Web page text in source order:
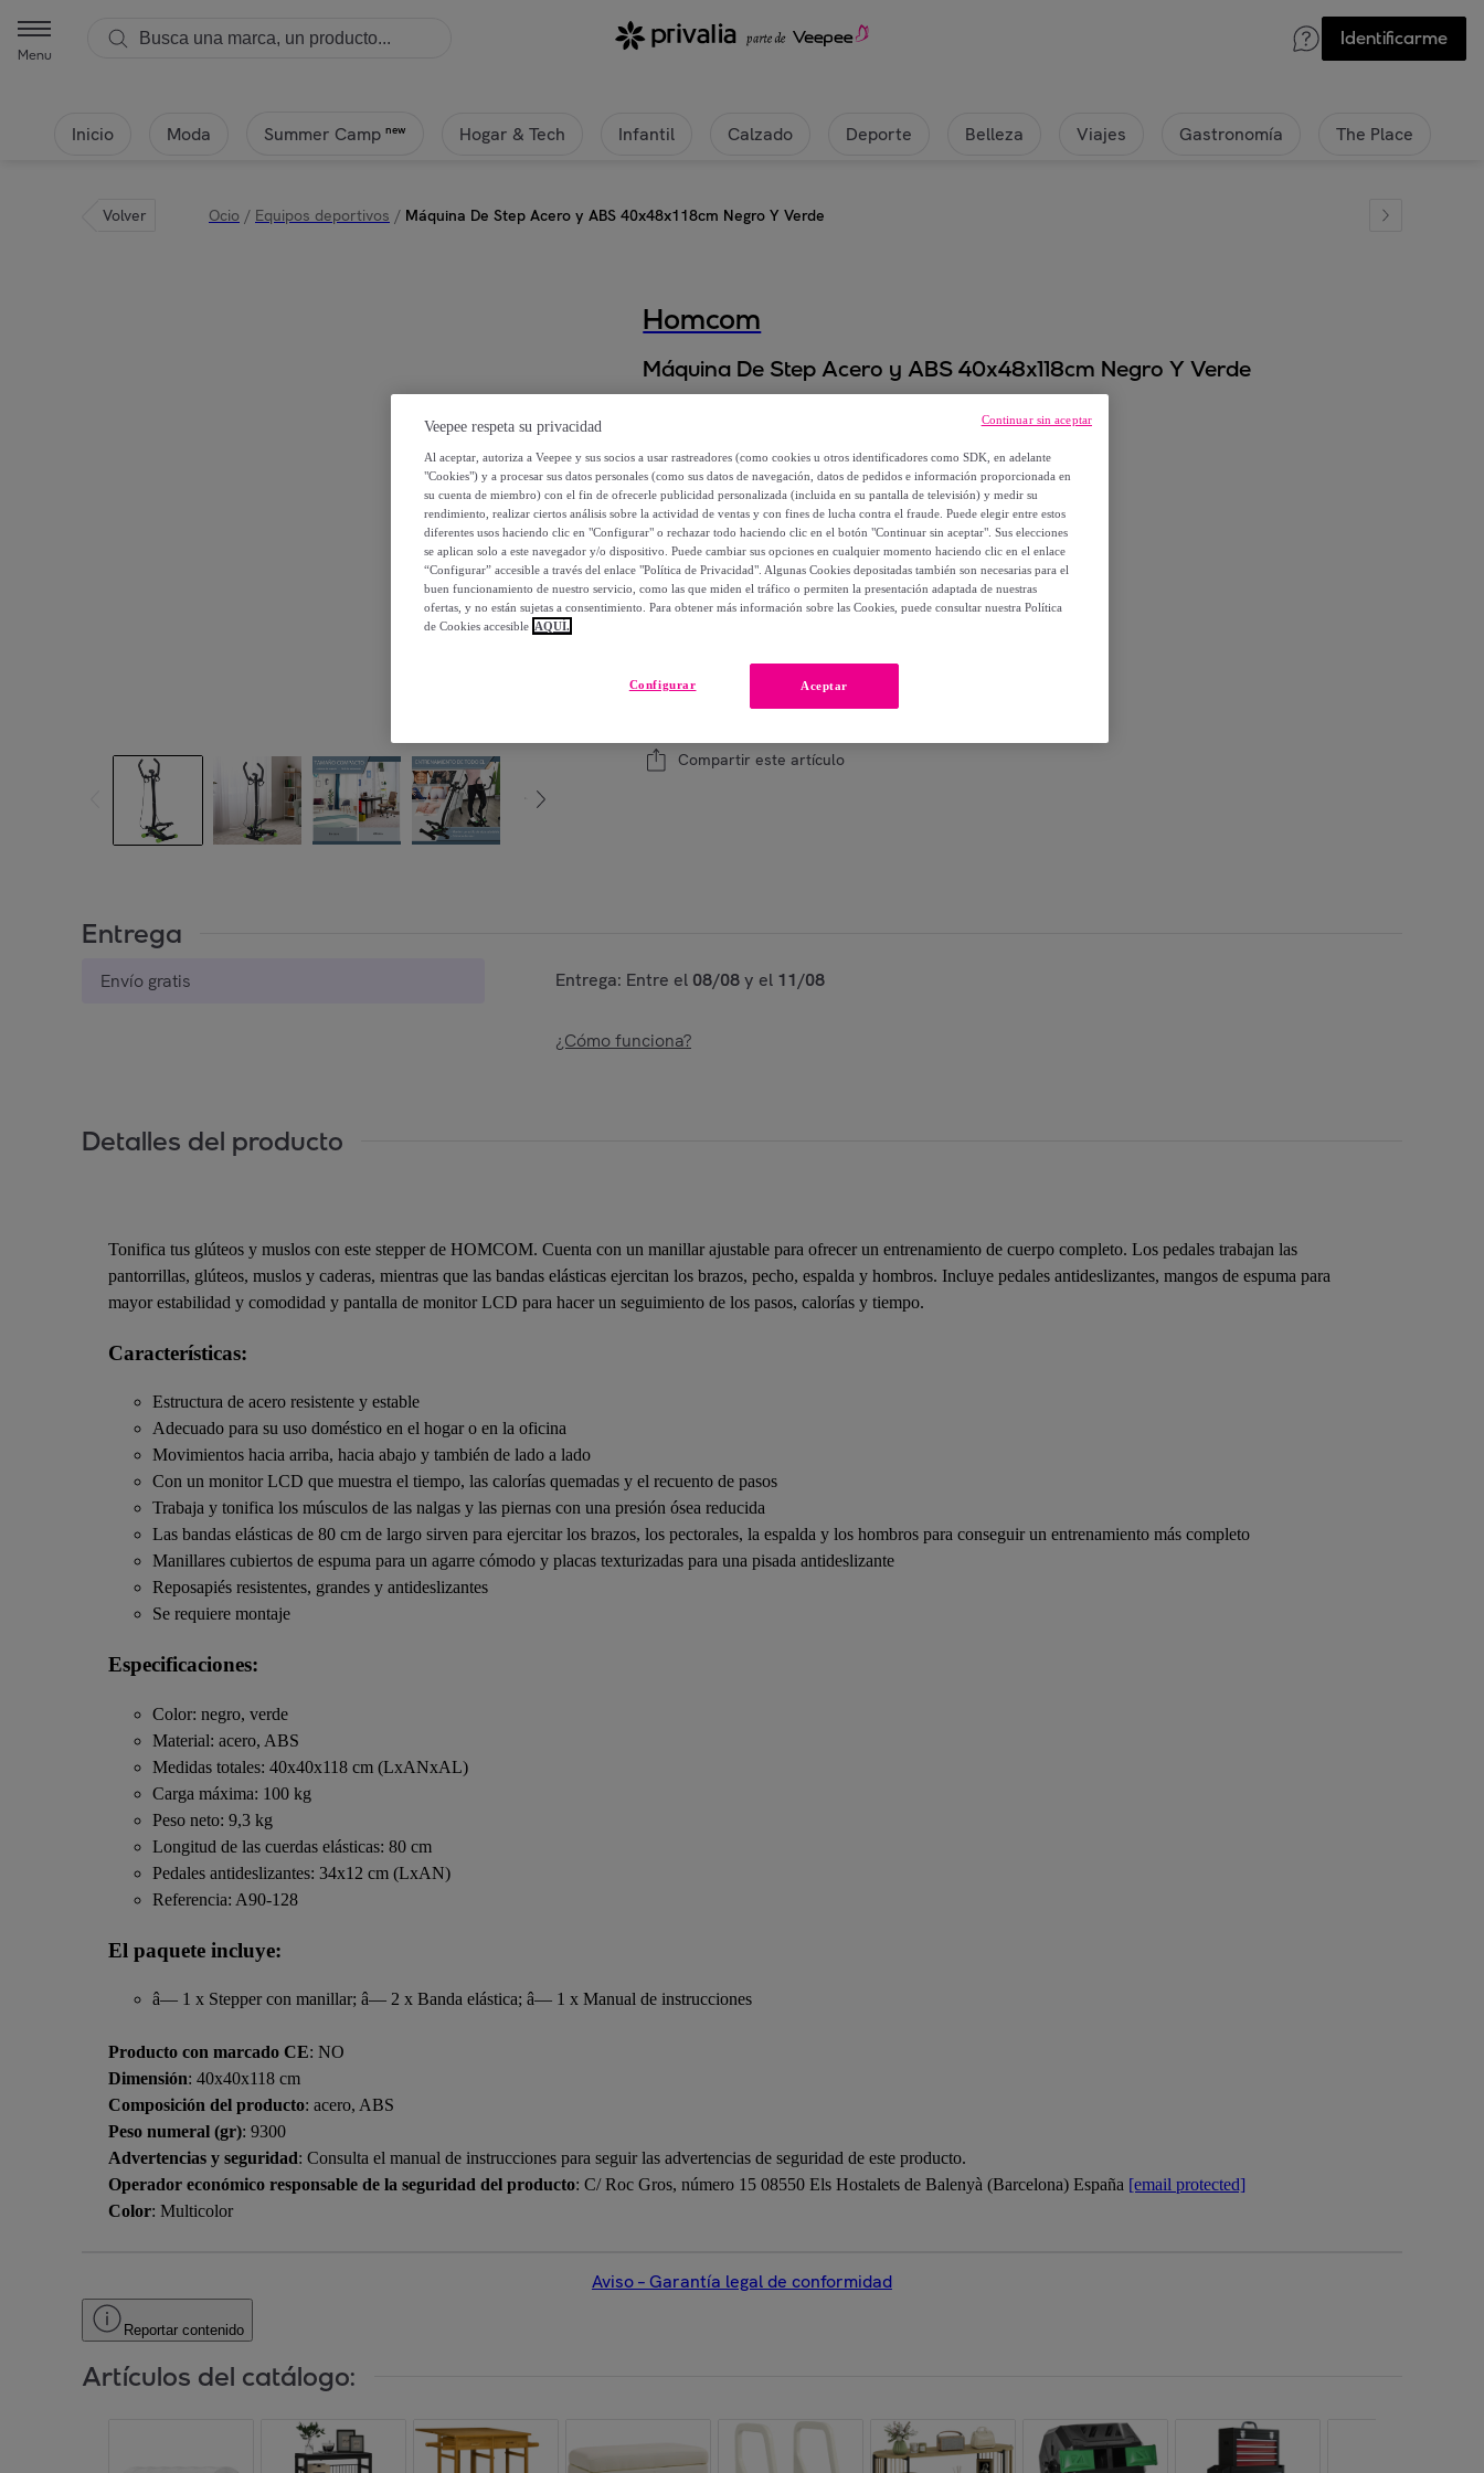
Menu
Identificarme
Inicio Moda Summer Camp new Hogar & Tech Infantil Calzado Deporte Belleza Viajes Gastronomía The Place
Volver Ocio / Equipos deportivos / Máquina De Step Acero y ABS 40x48x118cm Negro Y Verde
Homcom
Máquina De Step Acero y ABS 40x48x118cm Negro Y Verde
127,99 €
-48%
Modelo: 40x40x118 cm
Aosom
Compartir este artículo
Entrega
Envío gratis Entrega: Entre el 08/08y el 11/08
¿Cómo funciona?
Detalles del producto
Tonifica tus glúteos y muslos con este stepper de HOMCOM. Cuenta con un manillar ajustable para ofrecer un entrenamiento de cuerpo completo. Los pedales trabajan las
pantorrillas, glúteos, muslos y caderas, mientras que las bandas elásticas ejercitan los brazos, pecho, espalda y hombros. Incluye pedales antideslizantes, mangos de espuma para
mayor estabilidad y comodidad y pantalla de monitor LCD para hacer un seguimiento de los pasos, calorías y tiempo.
Características:
Estructura de acero resistente y estable
Adecuado para su uso doméstico en el hogar o en la oficina
Movimientos hacia arriba, hacia abajo y también de lado a lado
Con un monitor LCD que muestra el tiempo, las calorías quemadas y el recuento de pasos
Trabaja y tonifica los músculos de las nalgas y las piernas con una presión ósea reducida
Las bandas elásticas de 80 cm de largo sirven para ejercitar los brazos, los pectorales, la espalda y los hombros para conseguir un entrenamiento más completo
Manillares cubiertos de espuma para un agarre cómodo y placas texturizadas para una pisada antideslizante
Reposapiés resistentes, grandes y antideslizantes
Se requiere montaje
Especificaciones:
Color: negro, verde
Material: acero, ABS
Medidas totales: 40x40x118 cm (LxANxAL)
Carga máxima: 100 kg
Peso neto: 9,3 kg
Longitud de las cuerdas elásticas: 80 cm
Pedales antideslizantes: 34x12 cm (LxAN)
Referencia: A90-128
El paquete incluye:
â— 1 x Stepper con manillar; â— 2 x Banda elástica; â— 1 x Manual de instrucciones
Producto con marcado CE: NO
Dimensión: 40x40x118 cm
Composición del producto: acero, ABS
Peso numeral (gr): 9300
Advertencias y seguridad: Consulta el manual de instrucciones para seguir las advertencias de seguridad de este producto.
Operador económico responsable de la seguridad del producto: C/ Roc Gros, número 15 08550 Els Hostalets de Balenyà (Barcelona) España [email protected]
Color: Multicolor
Aviso – Garantía legal de conformidad
Reportar contenido
Artículos del catálogo:
Veepee respeta su privacidad
Al aceptar, autoriza a Veepee y sus socios a usar rastreadores (como cookies u otros identificadores como SDK, en adelante
"Cookies") y a procesar sus datos personales (como sus datos de navegación, datos de pedidos e información proporcionada en
su cuenta de miembro) con el fin de ofrecerle publicidad personalizada (incluida en su pantalla de televisión) y medir su
rendimiento, realizar ciertos análisis sobre la actividad de ventas y con fines de lucha contra el fraude. Puede elegir entre estos
diferentes usos haciendo clic en "Configurar" o rechazar todo haciendo clic en el botón "Continuar sin aceptar". Sus elecciones
se aplican solo a este navegador y/o dispositivo. Puede cambiar sus opciones en cualquier momento haciendo clic en el enlace
“Configurar” accesible a través del enlace "Política de Privacidad". Algunas Cookies depositadas también son necesarias para el
buen funcionamiento de nuestro servicio, como las que miden el tráfico o permiten la presentación adaptada de nuestras
ofertas, y no están sujetas a consentimiento. Para obtener más información sobre las Cookies, puede consultar nuestra Política
de Cookies accesible AQUÍ.
Aceptar
Configurar
Continuar sin aceptar